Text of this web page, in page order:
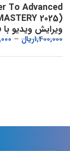
To Advanced
ویرایش ویدیو با Final Cut Pro
1,400,000ریال